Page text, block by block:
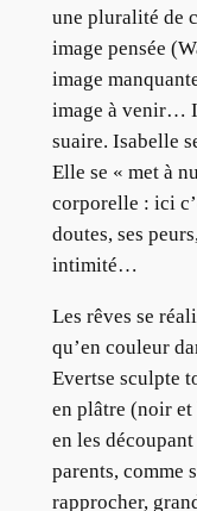
une pluralité de
image pensée
image
image à venir…
suaire. Isabelle
Elle se « met à
corporelle : ici
doutes, ses
intimité…
Les rêves se
qu’en couleur
Evertse sculpte
en plâtre (noir
en les
parents, comme
rapprocher,